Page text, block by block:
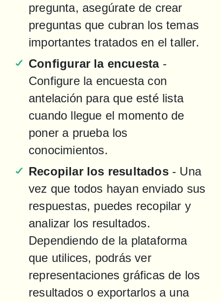
pregunta, asegúrate de crear
preguntas que cubran los temas
importantes tratados en el taller.
Configurar la encuesta -
Configure la encuesta con
antelación para que esté lista
cuando llegue el momento de
poner a prueba los
conocimientos.
Recopilar los resultados - Una
vez que todos hayan enviado sus
respuestas, puedes recopilar y
analizar los resultados.
Dependiendo de la plataforma
que utilices, podrás ver
representaciones gráficas de los
resultados o exportarlos a una